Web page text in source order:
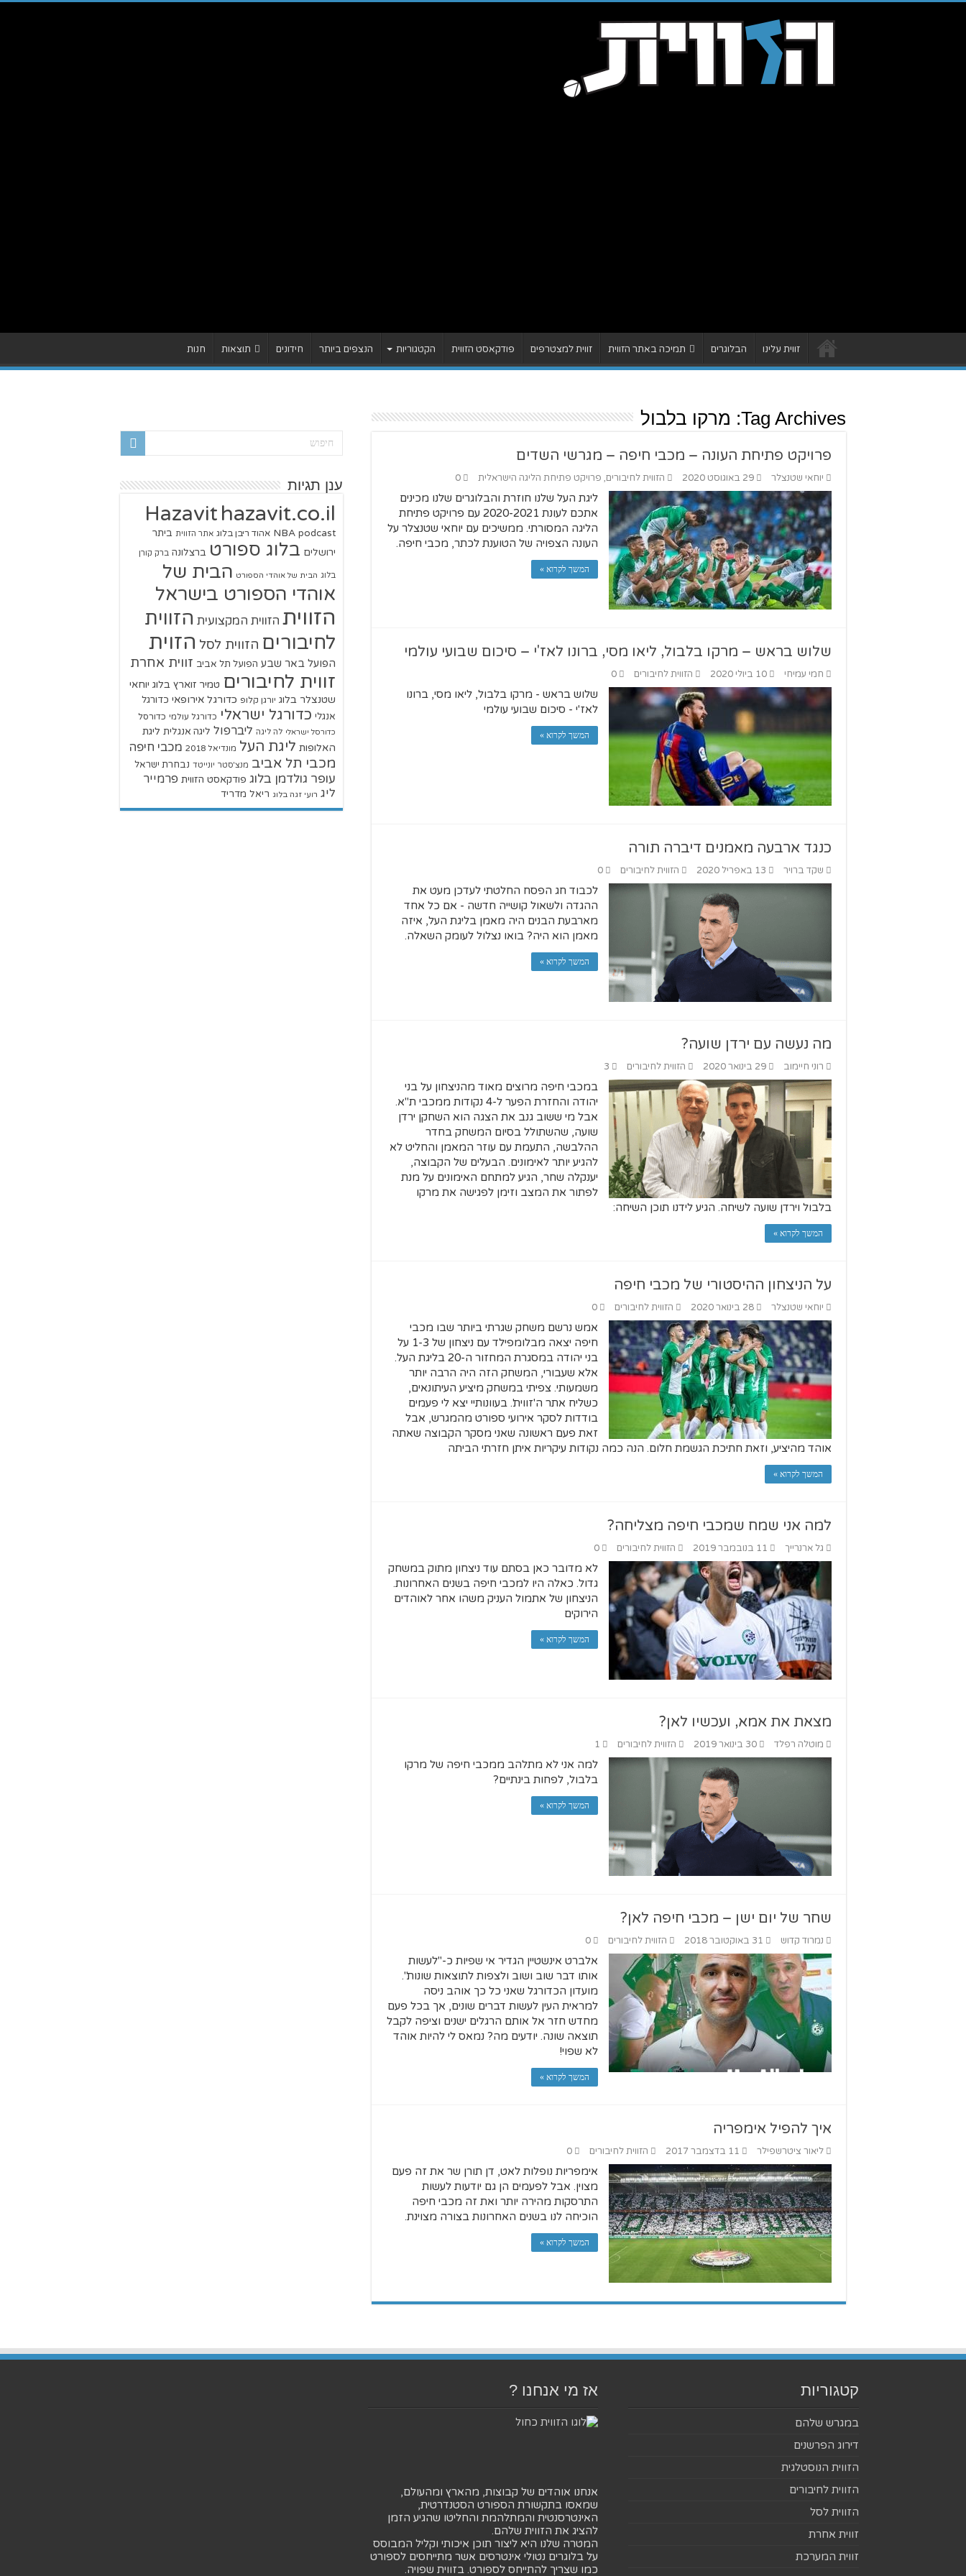
זווית עלינו הבלוגרים תמיכה באתר הזווית זווית למצטרפים פודקאסט הזווית הקטגוריות הנצפים ביותר חידונים תוצאות חנות
Tag Archives: מרקו בלבול
פרויקט פתיחת העונה – מכבי חיפה – מגרשי השדים
יוחאי שטנצלר 29 באוגוסט 2020 הזווית לחיבורים, פרויקט פתיחת הליגה הישראלית 0
ליגת העל שלנו חוזרת והבלוגרים שלנו מכינים
אתכם לעונת 2020-2021 עם פרויקט פתיחת
הליגה המסורתי. ממשיכים עם יוחאי שטנצלר על
העונה הצפויה של הטוענת לכתר, מכבי חיפה.
המשך לקרוא »
שלוש בראש – מרקו בלבול, ליאו מסי, ברונו לאז'י – סיכום שבועי עולמי
חמי עמיחי 10 ביולי 2020 הזווית לחיבורים 0
שלוש בראש - מרקו בלבול, ליאו מסי, ברונו
לאז'י - סיכום שבועי עולמי
המשך לקרוא »
כנגד ארבעה מאמנים דיברה תורה
שקד ברויר 13 באפריל 2020 הזווית לחיבורים 0
לכבוד חג הפסח החלטתי לעדכן מעט את
ההגדה ולשאול קושייה חדשה - אם כל אחד
מארבעת הבנים היה מאמן בליגת העל, איזה
מאמן הוא היה? בואו נצלול לעומק השאלה.
המשך לקרוא »
מה נעשה עם ירדן שועה?
רוני חיימוב 29 בינואר 2020 הזווית לחיבורים 3
במכבי חיפה מרוצים מאוד מהניצחון על בני
יהודה והחזרת הפער ל-4 נקודות ממכבי ת"א.
אבל מי ששוב גנב את הצגה הוא השחקן ירדן
שועה, שהשתולל בסיום המשחק בחדר
ההלבשה, התעמת עם עוזר המאמן והחליט לא
להגיע יותר לאימונים. הבעלים של הקבוצה,
יענקלה שחר, הגיע למתחם האימונים על מנת
לפתור את המצב וזימן לפגישה את מרקו
בלבול וירדן שועה לשיחה. הגיע לידנו תוכן השיחה:
המשך לקרוא »
על הניצחון ההיסטורי של מכבי חיפה
יוחאי שטנצלר 28 בינואר 2020 הזווית לחיבורים 0
אמש נרשם משחק שגרתי ביותר שבו מכבי
חיפה יצאה מבלומפילד עם ניצחון של 1-3 על
בני יהודה במסגרת המחזור ה-20 בליגת העל.
אלא שעבורי, המשחק הזה היה הרבה יותר
משמעותי. צפיתי במשחק מיציע העיתונאים,
כשליח אתר ה'זווית'. בעוונותיי יצא לי פעמים
בודדות לסקר אירועי ספורט מהמגרש, אבל
זאת פעם ראשונה שאני מסקר הקבוצה שאתה
אוהד מהיציע, וזאת חתיכת הגשמת חלום. הנה כמה נקודות עיקריות איתן חזרתי הביתה
המשך לקרוא »
למה אני שמח שמכבי חיפה מצליחה?
גל ארנרייך 11 בנובמבר 2019 הזווית לחיבורים 0
לא מדובר כאן בסתם עוד ניצחון מתוק במשחק
גדול. כאלה היו למכבי חיפה בשנים האחרונות.
הניצחון של אתמול העניק משהו אחר לאוהדים
הירוקים
המשך לקרוא »
מצאת את אמא, ועכשיו לאן?
מוטלה רפלד 30 בינואר 2019 הזווית לחיבורים 1
למה אני לא מתלהב ממכבי חיפה של מרקו
בלבול, לפחות בינתיים?
המשך לקרוא »
שחר של יום ישן – מכבי חיפה לאן?
נמרוד קדוש 31 באוקטובר 2018 הזווית לחיבורים 0
אלברט אינשטיין הגדיר אי שפיות כ-"לעשות
אותו דבר שוב ושוב ולצפות לתוצאות שונות".
מועדון הכדורגל שאני כל כך אוהב ניסה
למראית העין לעשות דברים שונים, אך בכל פעם
מחדש חזר אל אותם הרגלים ישנים וציפה לקבל
תוצאה שונה. יודעים מה? נמאס לי להיות אוהד
לא שפוי!
המשך לקרוא »
איך להפיל אימפריה
ליאור ציטרשפילר 11 בדצמבר 2017 הזווית לחיבורים 0
אימפריות נופלות לאט, דן תורן שר את זה פעם
מצוין. אבל לפעמים הן גם יודעות לעשות
התרסקות מהירה יותר ואת זה מכבי חיפה
הוכיחה לנו בשנים האחרונות בצורה מצוינת.
המשך לקרוא »
ענן תגיות
Hazavit hazavit.co.il
NBA podcast אהוד ריבן בלוג אתר הזווית ביתר
ירושלים בלוג ספורט ברצלונה ברק קורן
בלוג הבית של אוהדי הספורט הבית של
אוהדי הספורט בישראל
הזווית הזווית המקצועית הזווית
לחיבורים הזווית לסל הזוית
הפועל באר שבע הפועל תל אביב זווית אחרת
זווית לחיבורים טמיר זוארץ בלוג יוחאי
שטנצלר בלוג יורגן קלופ כדורגל אירופאי כדורגל
אנגלי כדורגל ישראלי כדורגל עולמי כדורסל
כדורסל ישראלי לה ליגה ליברפול ליגה אנגלית ליגת
האלופות ליגת העל מונדיאל 2018 מכבי חיפה
מכבי תל אביב מנצ'סטר יונייטד נבחרת ישראל
עופר גולדמן בלוג פודקאסט הזווית פרמייר
ליג רועי זגה בלוג ריאל מדריד
קטגוריות
במגרש שלהם
דירוג הפרשנים
הזווית הנוסטלגית
הזווית לחיבורים
הזווית לסל
זווית אחרת
זווית המערכת
אז מי אנחנו ?
אנחנו אוהדים של קבוצות, מהארץ ומהעולם,
שמאסו בתקשורת הספורט הסטנדרטית,
האינטרסנטית והמתלהמת והחליטו שהגיע הזמן
להציג את הזווית שלהם.
המטרה שלנו היא ליצור תוכן איכותי וקליל המבוסס
על בלוגרים נטולי אינטרסים אשר מתייחסים לספורט
כמו שצריך להתייחס לספורט. בזווית שפויה.